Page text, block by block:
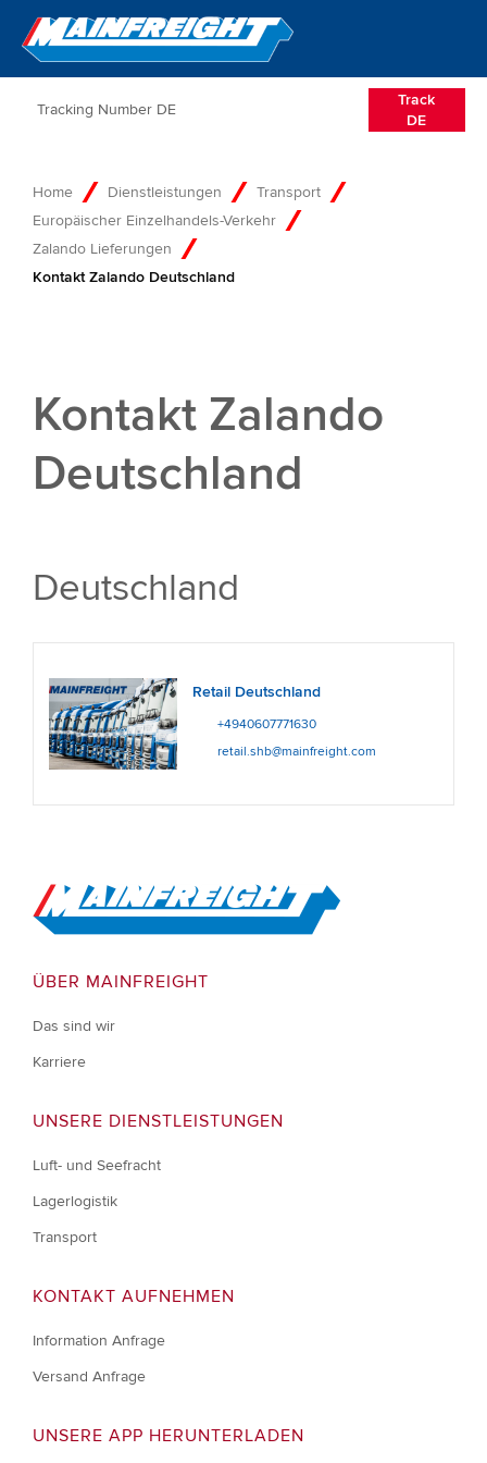
Go to Home
Track
DE
Home Dienstleistungen
Transport
Europäischer Einzelhandels-Verkehr
Zalando Lieferungen
Kontakt Zalando Deutschland
Kontakt Zalando
Deutschland
Deutschland
Retail Deutschland
+4940607771630
retail.shb@mainfreight.com
Go to Home
ÜBER MAINFREIGHT
Das sind wir
Karriere
UNSERE DIENSTLEISTUNGEN
Luft- und Seefracht
Lagerlogistik
Transport
KONTAKT AUFNEHMEN
Information Anfrage
Versand Anfrage
UNSERE APP HERUNTERLADEN